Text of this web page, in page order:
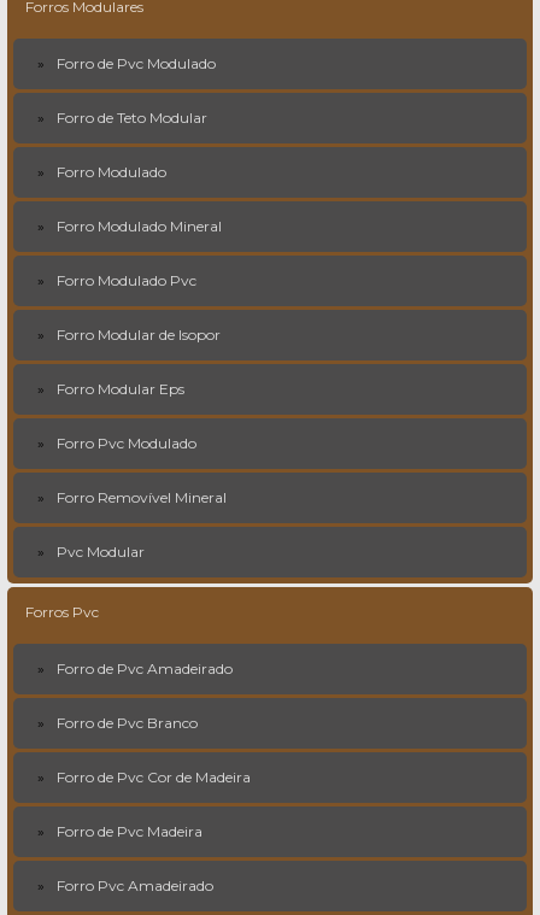
Forros Modulares
Forro de Pvc Modulado
Forro de Teto Modular
Forro Modulado
Forro Modulado Mineral
Forro Modulado Pvc
Forro Modular de Isopor
Forro Modular Eps
Forro Pvc Modulado
Forro Removível Mineral
Pvc Modular
Forros Pvc
Forro de Pvc Amadeirado
Forro de Pvc Branco
Forro de Pvc Cor de Madeira
Forro de Pvc Madeira
Forro Pvc Amadeirado